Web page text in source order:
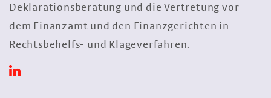
Deklarationsberatung und die Vertretung vor
dem Finanzamt und den Finanzgerichten in
Rechtsbehelfs- und Klageverfahren.